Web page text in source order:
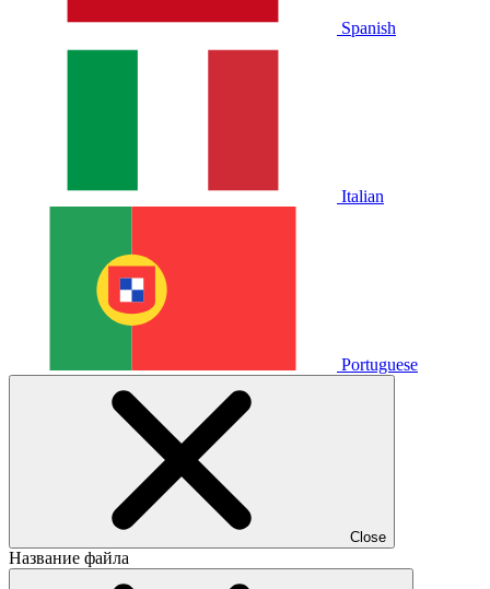
Spanish
Italian
Portuguese
Close
Название файла